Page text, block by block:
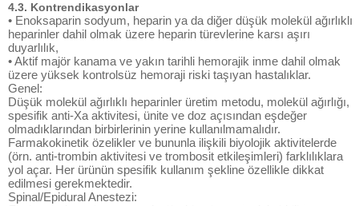
4.3. Kontrendikasyonlar
• Enoksaparin sodyum, heparin ya da diğer düşük molekül ağırlıklı
heparinler dahil olmak üzere heparin türevlerine karsı aşırı
duyarlılık,
• Aktif majör kanama ve yakın tarihli hemorajik inme dahil olmak
üzere yüksek kontrolsüz hemoraji riski taşıyan hastalıklar.
Genel:
Düşük molekül ağırlıklı heparinler üretim metodu, molekül ağırlığı,
spesifik anti-Xa aktivitesi, ünite ve doz açısından eşdeğer
olmadıklarından birbirlerinin yerine kullanılmamalıdır.
Farmakokinetik özelikler ve bununla ilişkili biyolojik aktivitelerde
(örn. anti-trombin aktivitesi ve trombosit etkileşimleri) farklılıklara
yol açar. Her ürünün spesifik kullanım şekline özellikle dikkat
edilmesi gerekmektedir.
Spinal/Epidural Anestezi: